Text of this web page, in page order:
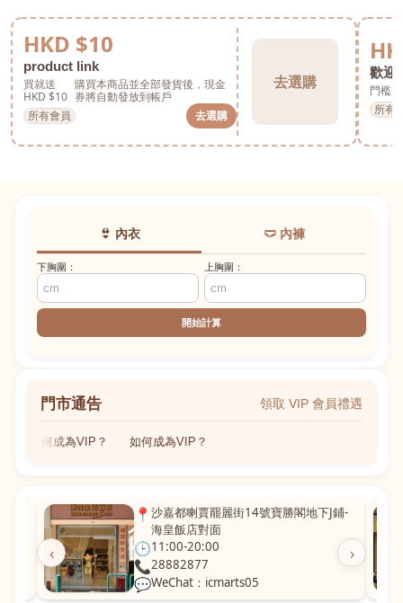
HKD $10
product link
買就送
HKD $10
購買本商品並全部發貨後，現金
券將自動發放到帳戶
所有會員
去選購
去選購
歡迎
門檻
所有
👙 內衣 🩲 內褲
下胸圍： 上胸圍：
開始計算
門市通告 領取 VIP 會員禮遇
如何成為VIP？ 如何成為VIP？
‹ ›
📍 沙嘉都喇賈罷麗街14號寶勝閣地下J鋪-
海皇飯店對面
🕒11:00-20:00
📞28882877
💬WeChat：icmarts05